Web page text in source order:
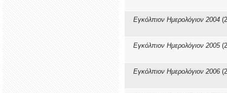
Εγκόλπιον Ημερολόγιον 2004
Εγκόλπιον Ημερολόγιον 2005
Εγκόλπιον Ημερολόγιον 2006